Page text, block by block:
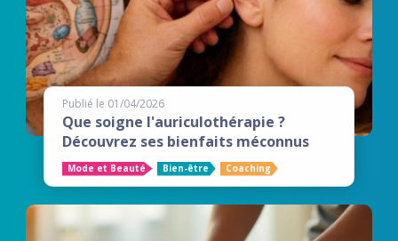
Publié le 01/04/2026
Que soigne l'auriculothérapie ?
Découvrez ses bienfaits méconnus
Mode et Beauté Bien-être Coaching